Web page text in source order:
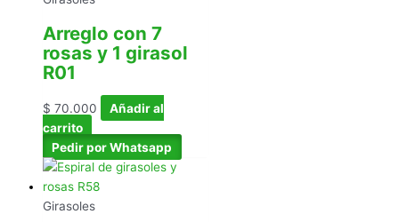
Arreglo con 7
rosas y 1 girasol
R01
$ 70.000
Añadir al
carrito
Pedir por Whatsapp
Girasoles